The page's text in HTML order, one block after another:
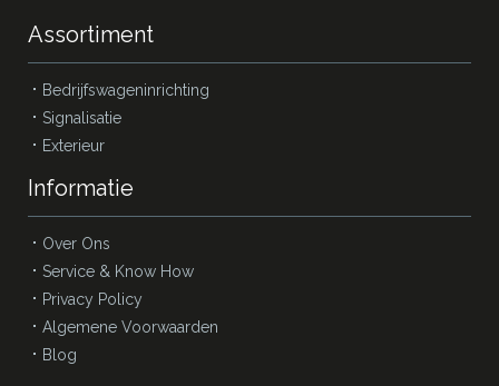
Assortiment
Bedrijfswageninrichting
Signalisatie
Exterieur
Informatie
Over Ons
Service & Know How
Privacy Policy
Algemene Voorwaarden
Blog